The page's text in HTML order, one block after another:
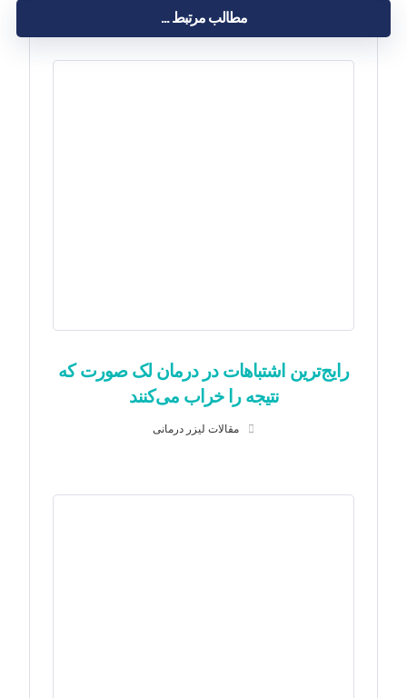
مطالب مرتبط ...
رایج‌ترین اشتباهات در درمان لک صورت که
نتیجه را خراب می‌کنند
مقالات لیزر درمانی